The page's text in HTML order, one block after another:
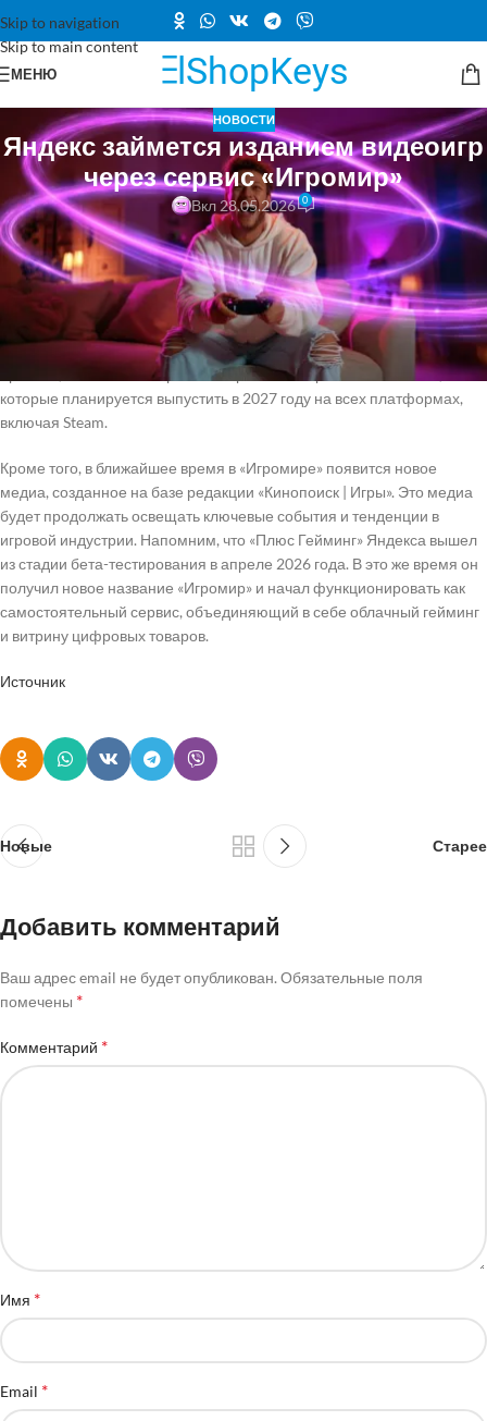
Skip to navigation
Skip to main content
МЕНЮ
НОВОСТИ
Яндекс займется изданием видеоигр
через сервис «Игромир»
Вкл 28.05.2026 0
Команда Яндекса объявила о расширении сервиса «Игромир»,
который теперь включает в себя издательство игр от «Плюс Студии».
Это расширение добавит к облачному геймингу и магазину
цифровых товаров новое издательское направление. В рамках этого
нового подразделения будут продвигаться и выпускаться игры,
которые ранее анонсировала «Плюс Студия». Среди них такие
проекты, как «Война Миров: Сибирь» и «Киберслав: Затмение»,
которые планируется выпустить в 2027 году на всех платформах,
включая Steam.
Кроме того, в ближайшее время в «Игромире» появится новое
медиа, созданное на базе редакции «Кинопоиск | Игры». Это медиа
будет продолжать освещать ключевые события и тенденции в
игровой индустрии. Напомним, что «Плюс Гейминг» Яндекса вышел
из стадии бета-тестирования в апреле 2026 года. В это же время он
получил новое название «Игромир» и начал функционировать как
самостоятельный сервис, объединяющий в себе облачный гейминг
и витрину цифровых товаров.
Источник
Новые Старее
Добавить комментарий
Ваш адрес email не будет опубликован. Обязательные поля
помечены *
Комментарий *
Имя *
Email *